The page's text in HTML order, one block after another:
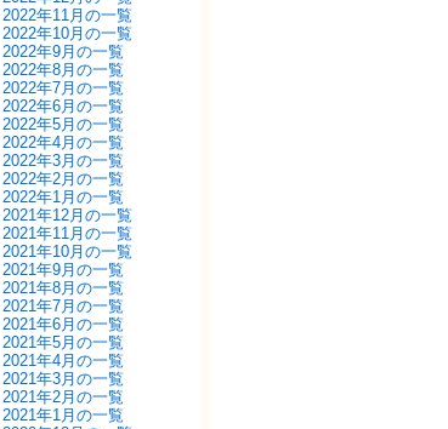
2022年11月の一覧
2022年10月の一覧
2022年9月の一覧
2022年8月の一覧
2022年7月の一覧
2022年6月の一覧
2022年5月の一覧
2022年4月の一覧
2022年3月の一覧
2022年2月の一覧
2022年1月の一覧
2021年12月の一覧
2021年11月の一覧
2021年10月の一覧
2021年9月の一覧
2021年8月の一覧
2021年7月の一覧
2021年6月の一覧
2021年5月の一覧
2021年4月の一覧
2021年3月の一覧
2021年2月の一覧
2021年1月の一覧